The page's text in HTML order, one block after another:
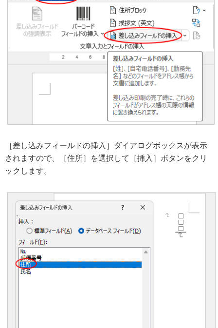
［差し込みフィールドの挿入］ダイアログボックスが表示
されますので、［住所］を選択して［挿入］ボタンをクリ
ックします。